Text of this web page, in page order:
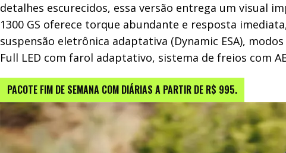
detalhes escurecidos, essa versão entrega um visual
1300 GS oferece torque abundante e resposta
suspensão eletrônica adaptativa (Dynamic ESA),
Full LED com farol adaptativo, sistema de freios com
PACOTE FIM DE SEMANA COM DIÁRIAS A PARTIR DE R$ 995.